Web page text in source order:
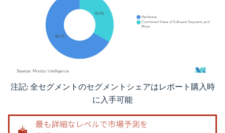
画像 © Mordor Intelligence。再利用にはCC BY 4.0の表示が必要です。
注記: 全セグメントのセグメントシェアはレポート購入時
に入手可能